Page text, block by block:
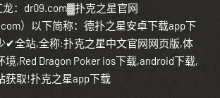
：dr09.com▓扑克之星官网
）以下简称：德扑之星安卓下载app下
✔全站,全称:扑克之星中文官网网页版,体
境,Red Dragon Poker ios下载,android下载,
获取!扑克之星app下载